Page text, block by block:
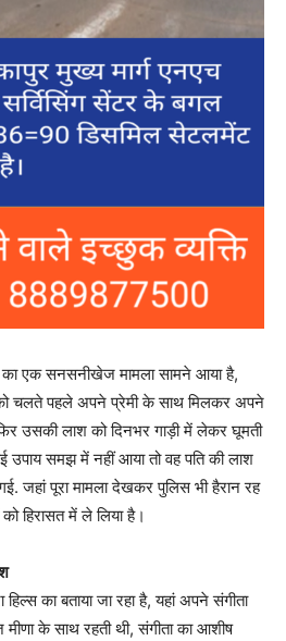
का एक सनसनीखेज मामला सामने आया है,
चलते पहले अपने प्रेमी के साथ मिलकर अपने
उसकी लाश को दिनभर गाड़ी में लेकर घूमती
उपाय समझ में नहीं आया तो वह पति की लाश
जहां पूरा मामला देखकर पुलिस भी हैरान रह
हिरासत में ले लिया है।
हिल्स का बताया जा रहा है, यहां अपने संगीता
के साथ रहती थी, संगीता का आशीष